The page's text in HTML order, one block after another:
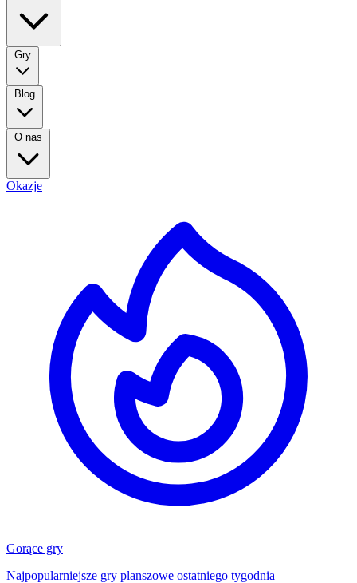
Gry
Blog
O nas
Okazje
Gorące gry
Najpopularniejsze gry planszowe ostatniego tygodnia